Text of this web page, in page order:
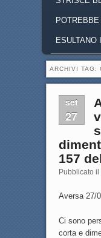
ESULTANO
ARCHIVI TAG:
set
27
157
Pubblicato il
Aversa 27/
Ci sono
corta e